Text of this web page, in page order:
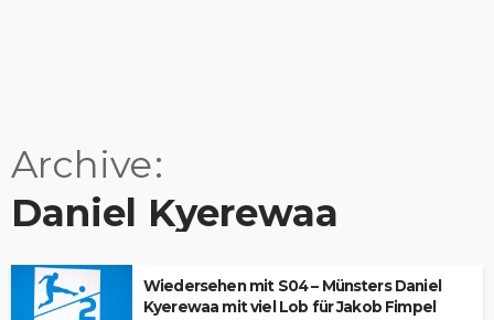
Archive
Daniel Kyerewaa
Wiedersehen mit S04 – Münsters Daniel
Kyerewaa mit viel Lob für Jakob Fimpel